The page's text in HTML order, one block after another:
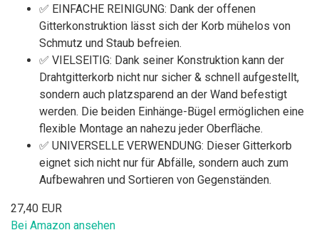
✅ EINFACHE REINIGUNG: Dank der offenen
Gitterkonstruktion lässt sich der Korb mühelos von
Schmutz und Staub befreien.
✅ VIELSEITIG: Dank seiner Konstruktion kann der
Drahtgitterkorb nicht nur sicher & schnell aufgestellt,
sondern auch platzsparend an der Wand befestigt
werden. Die beiden Einhänge-Bügel ermöglichen eine
flexible Montage an nahezu jeder Oberfläche.
✅ UNIVERSELLE VERWENDUNG: Dieser Gitterkorb
eignet sich nicht nur für Abfälle, sondern auch zum
Aufbewahren und Sortieren von Gegenständen.
27,40 EUR
Bei Amazon ansehen